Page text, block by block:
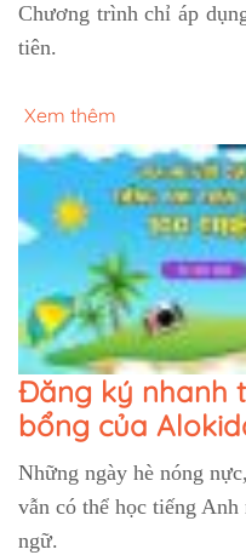
Chương trình chỉ áp
tiên.
Xem thêm
Đăng ký nhanh
bổng của
Những ngày hè nóng
vẫn có thể học tiếng
ngữ.